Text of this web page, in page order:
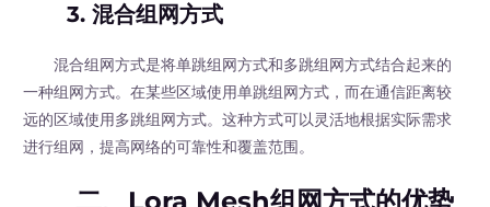
3. 混合组网方式
混合组网方式是将单跳组网方式和多跳组网方式结合起来的
一种组网方式。在某些区域使用单跳组网方式，而在通信距离较
远的区域使用多跳组网方式。这种方式可以灵活地根据实际需求
进行组网，提高网络的可靠性和覆盖范围。